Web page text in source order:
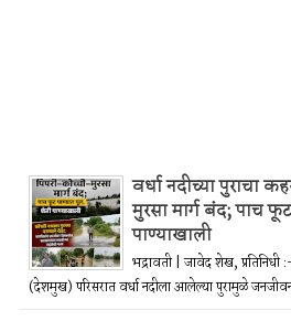
वर्धा नदीच्या पुराचा
मुरसा मार्ग बंद; पाच
पाण्याखाली
भद्रावती | जावेद शेख, प्रतिनिधी
(देशमुख) परिसरात वर्धा नदीला आलेल्या पुरामुळे